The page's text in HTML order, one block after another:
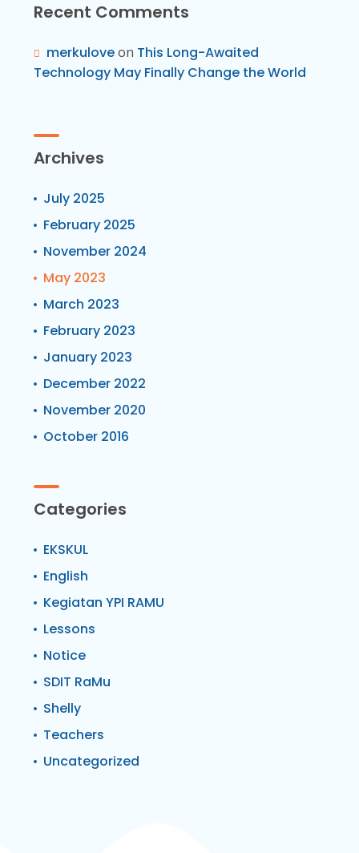
Recent Comments
merkuloveon This Long-Awaited
Technology May Finally Change the World
Archives
July 2025
February 2025
November 2024
May 2023
March 2023
February 2023
January 2023
December 2022
November 2020
October 2016
Categories
EKSKUL
English
Kegiatan YPI RAMU
Lessons
Notice
SDIT RaMu
Shelly
Teachers
Uncategorized